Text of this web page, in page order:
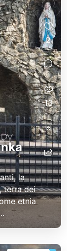
la
terra dei
etnia
2
13